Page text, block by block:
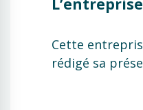
L’entreprise
Cette
rédigé sa